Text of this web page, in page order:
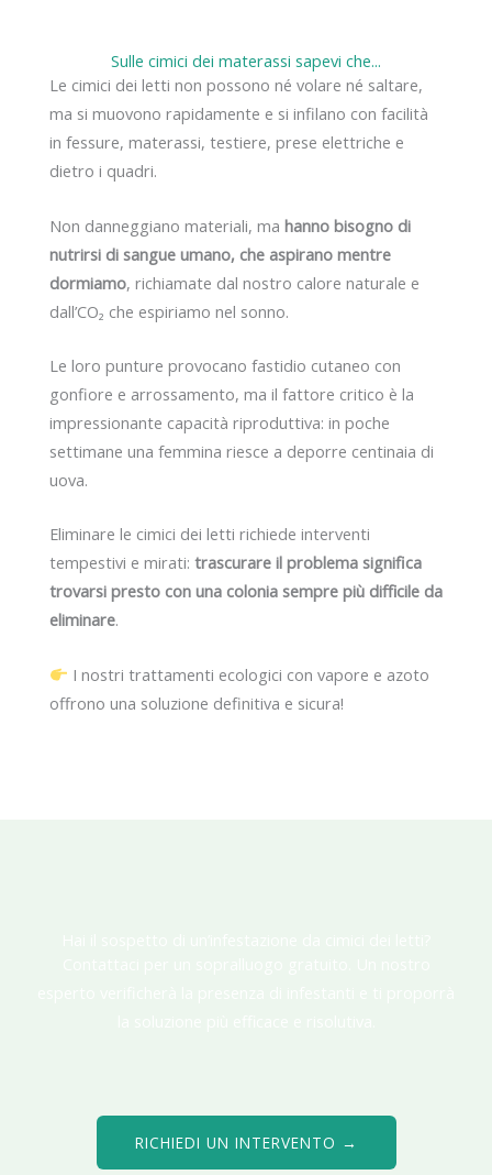
Sulle cimici dei materassi sapevi che...
Le cimici dei letti non possono né volare né saltare,
ma si muovono rapidamente e si infilano con facilità
in fessure, materassi, testiere, prese elettriche e
dietro i quadri.
Non danneggiano materiali, ma hanno bisogno di
nutrirsi di sangue umano, che aspirano mentre
dormiamo, richiamate dal nostro calore naturale e
dall’CO₂ che espiriamo nel sonno.
Le loro punture provocano fastidio cutaneo con
gonfiore e arrossamento, ma il fattore critico è la
impressionante capacità riproduttiva: in poche
settimane una femmina riesce a deporre centinaia di
uova.
Eliminare le cimici dei letti richiede interventi
tempestivi e mirati: trascurare il problema significa
trovarsi presto con una colonia sempre più difficile da
eliminare.
I nostri trattamenti ecologici con vapore e azoto
offrono una soluzione definitiva e sicura!
RICHIEDI UN INTERVENTO →